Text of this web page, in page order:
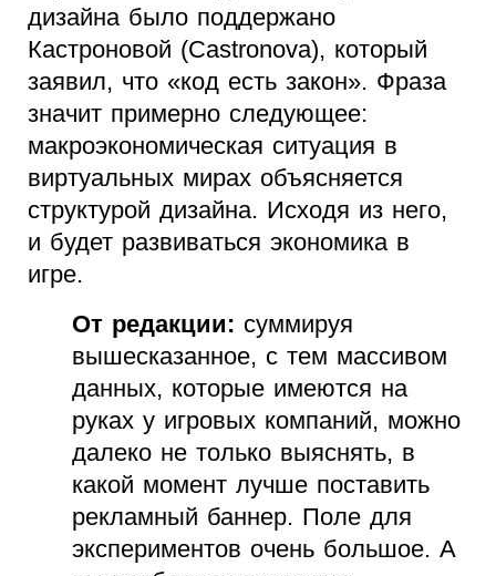
дизайна было поддержано
Кастроновой (Castronova), который
заявил, что «код есть закон». Фраза
значит примерно следующее:
макроэкономическая ситуация в
виртуальных мирах объясняется
структурой дизайна. Исходя из него,
и будет развиваться экономика в
игре.
От редакции: суммируя
вышесказанное, с тем массивом
данных, которые имеются на
руках у игровых компаний, можно
далеко не только выяснять, в
какой момент лучше поставить
рекламный баннер. Поле для
экспериментов очень большое. А